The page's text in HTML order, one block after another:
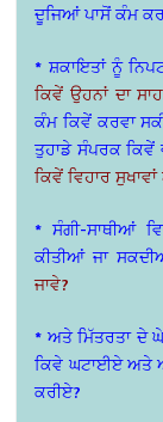
ਦੂਜਿਆਂ ਪਾਸੋਂ ਕੰਮ
* ਸ਼ਕਾਇਤਾਂ ਨੂੰ
ਕਿਵੇਂ ਉਹਨਾਂ ਦਾ
ਕੰਮ ਕਿਵੇਂ ਕਰਵਾ
ਤੁਹਾਡੇ ਸੰਪਰਕ ਕਿਵੇਂ
ਕਿਵੇਂ ਵਿਹਾਰ
* ਸੰਗੀ-ਸਾਥੀਆਂ
ਕੀਤੀਆਂ ਜਾ
ਜਾਵੇ?
* ਅਤੇ ਮਿੱਤਰਤਾ ਦੇ
ਕਿਵੇ ਘਟਾਈਏ ਅਤੇ
ਕਰੀਏ?